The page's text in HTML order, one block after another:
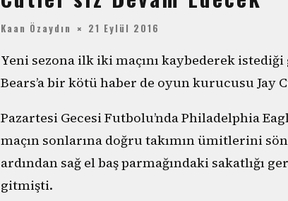
Kaan Özaydın 21 Eylül 2016
Yeni sezona ilk iki maçını kaybederek
Bears’a bir kötü haber de oyun kurucusu Jay
Pazartesi Gecesi Futbolu’nda Philadelphia
maçın sonlarına doğru takımın ümitlerini
ardından sağ el baş parmağındaki sakatlığı
gitmişti.